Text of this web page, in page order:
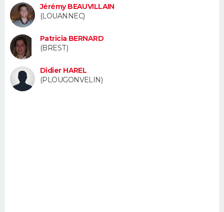
Bricolage
Lifestyle
Culture
Sport
Auto
Television
Voyage
Cinema
Jérémy BEAUVILLAIN
(LOUANNEC)
Patricia BERNARD
(BREST)
Didier HAREL
(PLOUGONVELIN)